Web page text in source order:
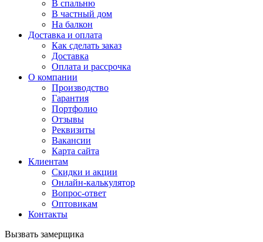
В спальню
В частный дом
На балкон
Доставка и оплата
Как сделать заказ
Доставка
Оплата и рассрочка
О компании
Производство
Гарантия
Портфолио
Отзывы
Реквизиты
Вакансии
Карта сайта
Клиентам
Скидки и акции
Онлайн-калькулятор
Вопрос-ответ
Оптовикам
Контакты
Вызвать замерщика